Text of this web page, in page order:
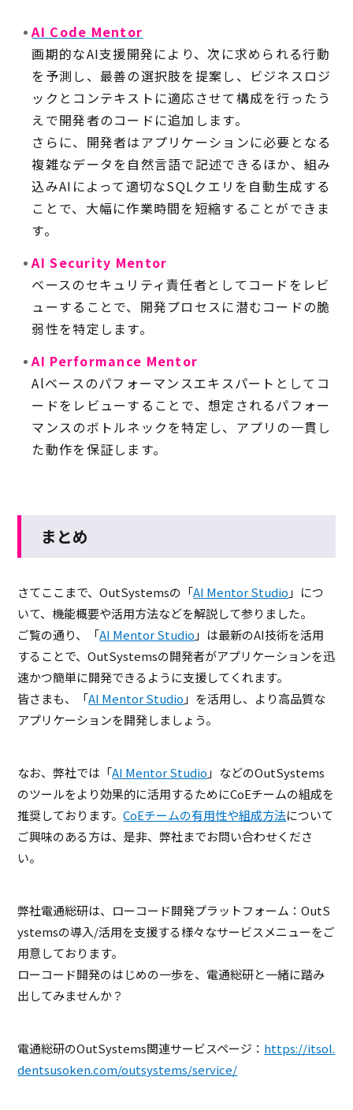
AI Code Mentor
画期的なAI支援開発により、次に求められる行動
を予測し、最善の選択肢を提案し、ビジネスロジ
ックとコンテキストに適応させて構成を行ったう
えで開発者のコードに追加します。
さらに、開発者はアプリケーションに必要となる
複雑なデータを自然言語で記述できるほか、組み
込みAIによって適切なSQLクエリを自動生成する
ことで、大幅に作業時間を短縮することができま
す。
AI Security Mentor
ベースのセキュリティ責任者としてコードをレビ
ューすることで、開発プロセスに潜むコードの脆
弱性を特定します。
AI Performance Mentor
Alベースのパフォーマンスエキスパートとしてコ
ードをレビューすることで、想定されるパフォー
マンスのボトルネックを特定し、アプリの一貫し
た動作を保証します。
まとめ
さてここまで、OutSystemsの「AI Mentor Studio 」につ
いて、機能概要や活用方法などを解説して参りました。
ご覧の通り、「AI Mentor Studio 」は最新のAI技術を活用
することで、OutSystemsの開発者がアプリケーションを迅
速かつ簡単に開発できるように支援してくれます。
皆さまも、「AI Mentor Studio 」を活用し、より高品質な
アプリケーションを開発しましょう。
なお、弊社では「AI Mentor Studio 」などのOutSystems
のツールをより効果的に活用するためにCoEチームの組成を
推奨しております。CoEチームの有用性や組成方法について
ご興味のある方は、是非、弊社までお問い合わせくださ
い。
弊社電通総研は、ローコード開発プラットフォーム：OutS
ystemsの導入/活用を支援する様々なサービスメニューをご
用意しております。
ローコード開発のはじめの一歩を、電通総研と一緒に踏み
出してみませんか？
電通総研のOutSystems関連サービスページ： https://itsol.
dentsusoken.com/outsystems/service/